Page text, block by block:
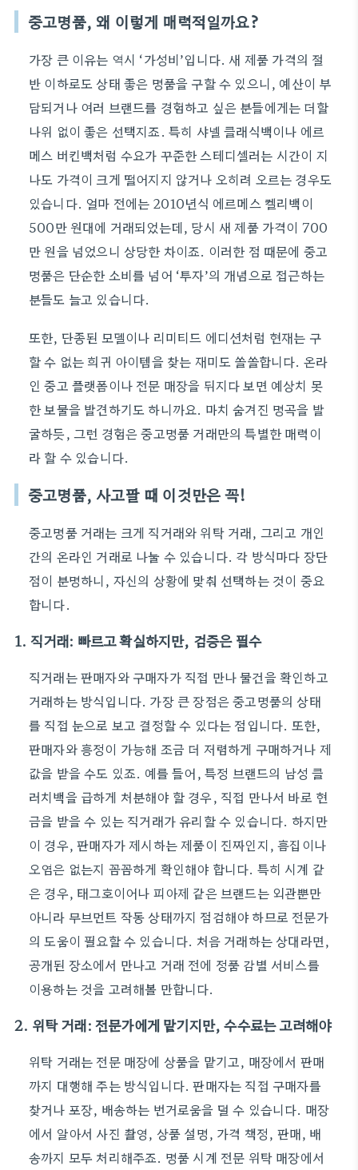
중고명품, 왜 이렇게 매력적일까요?
가장 큰 이유는 역시 ‘가성비’입니다. 새 제품 가격의 절
반 이하로도 상태 좋은 명품을 구할 수 있으니, 예산이 부
담되거나 여러 브랜드를 경험하고 싶은 분들에게는 더할
나위 없이 좋은 선택지죠. 특히 샤넬 클래식백이나 에르
메스 버킨백처럼 수요가 꾸준한 스테디셀러는 시간이 지
나도 가격이 크게 떨어지지 않거나 오히려 오르는 경우도
있습니다. 얼마 전에는 2010년식 에르메스 켈리백이
500만 원대에 거래되었는데, 당시 새 제품 가격이 700
만 원을 넘었으니 상당한 차이죠. 이러한 점 때문에 중고
명품은 단순한 소비를 넘어 ‘투자’의 개념으로 접근하는
분들도 늘고 있습니다.
또한, 단종된 모델이나 리미티드 에디션처럼 현재는 구
할 수 없는 희귀 아이템을 찾는 재미도 쏠쏠합니다. 온라
인 중고 플랫폼이나 전문 매장을 뒤지다 보면 예상치 못
한 보물을 발견하기도 하니까요. 마치 숨겨진 명곡을 발
굴하듯, 그런 경험은 중고명품 거래만의 특별한 매력이
라 할 수 있습니다.
중고명품, 사고팔 때 이것만은 꼭!
중고명품 거래는 크게 직거래와 위탁 거래, 그리고 개인
간의 온라인 거래로 나눌 수 있습니다. 각 방식마다 장단
점이 분명하니, 자신의 상황에 맞춰 선택하는 것이 중요
합니다.
1. 직거래: 빠르고 확실하지만, 검증은 필수
직거래는 판매자와 구매자가 직접 만나 물건을 확인하고
거래하는 방식입니다. 가장 큰 장점은 중고명품의 상태
를 직접 눈으로 보고 결정할 수 있다는 점입니다. 또한,
판매자와 흥정이 가능해 조금 더 저렴하게 구매하거나 제
값을 받을 수도 있죠. 예를 들어, 특정 브랜드의 남성 클
러치백을 급하게 처분해야 할 경우, 직접 만나서 바로 현
금을 받을 수 있는 직거래가 유리할 수 있습니다. 하지만
이 경우, 판매자가 제시하는 제품이 진짜인지, 흠집이나
오염은 없는지 꼼꼼하게 확인해야 합니다. 특히 시계 같
은 경우, 태그호이어나 피아제 같은 브랜드는 외관뿐만
아니라 무브먼트 작동 상태까지 점검해야 하므로 전문가
의 도움이 필요할 수 있습니다. 처음 거래하는 상대라면,
공개된 장소에서 만나고 거래 전에 정품 감별 서비스를
이용하는 것을 고려해볼 만합니다.
2. 위탁 거래: 전문가에게 맡기지만, 수수료는 고려해야
위탁 거래는 전문 매장에 상품을 맡기고, 매장에서 판매
까지 대행해 주는 방식입니다. 판매자는 직접 구매자를
찾거나 포장, 배송하는 번거로움을 덜 수 있습니다. 매장
에서 알아서 사진 촬영, 상품 설명, 가격 책정, 판매, 배
송까지 모두 처리해주죠. 명품 시계 전문 위탁 매장에서